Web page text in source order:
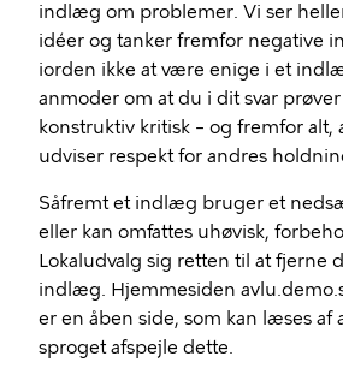
indlæg om problemer. Vi ser
idéer og tanker fremfor negative
iorden ikke at være enige i et
anmoder om at du i dit svar
konstruktiv kritisk – og fremfor
udviser respekt for andres
Såfremt et indlæg bruger et
eller kan omfattes uhøvisk,
Lokaludvalg sig retten til at fjerne
indlæg. Hjemmesiden
er en åben side, som kan læses af
sproget afspejle dette.